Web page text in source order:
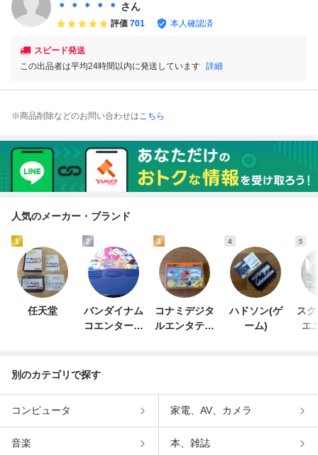
＊ ＊ ＊ ＊ ＊ さん
評価 701 本人確認済
スピード発送
この出品者は平均24時間以内に発送しています 詳細
※商品削除などのお問い合わせはこちら
人気のメーカー・ブランド
1
任天堂
2
バンダイナム
コエンターテ
3
コナミデジタ
ルエンタテイ
4
ハドソン(ゲ
ーム)
5
ス
エ
別のカテゴリで探す
コンピュータ 家電、AV、カメラ
音楽 本、雑誌